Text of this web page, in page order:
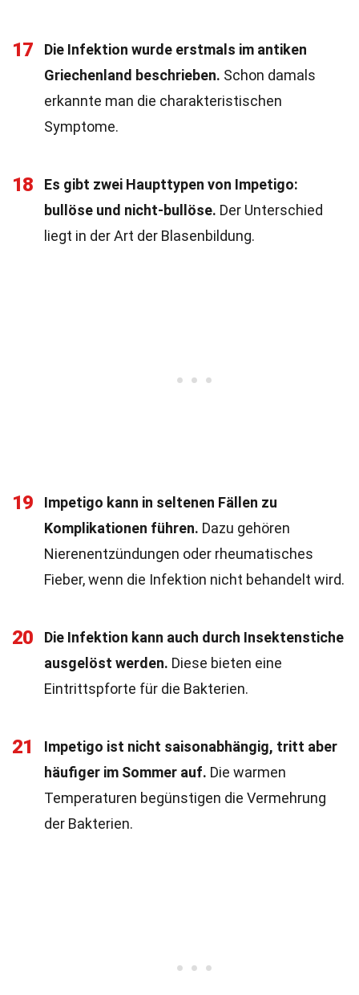
17
Die Infektion wurde erstmals im antiken
Griechenland beschrieben. Schon damals
erkannte man die charakteristischen
Symptome.
18
Es gibt zwei Haupttypen von Impetigo:
bullöse und nicht-bullöse. Der Unterschied
liegt in der Art der Blasenbildung.
19
Impetigo kann in seltenen Fällen zu
Komplikationen führen. Dazu gehören
Nierenentzündungen oder rheumatisches
Fieber, wenn die Infektion nicht behandelt wird.
20
Die Infektion kann auch durch Insektenstiche
ausgelöst werden. Diese bieten eine
Eintrittspforte für die Bakterien.
21
Impetigo ist nicht saisonabhängig, tritt aber
häufiger im Sommer auf. Die warmen
Temperaturen begünstigen die Vermehrung
der Bakterien.